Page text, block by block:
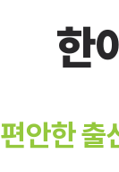
한
안한